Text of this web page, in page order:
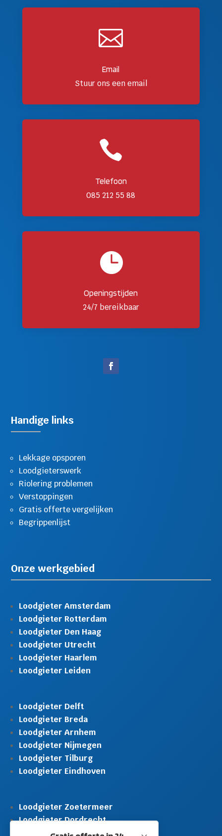

Email
Stuur ons een email

Telefoon
085 212 55 88

Openingstijden
24/7 bereikbaar
Handige links
Lekkage opsporen
Loodgieterswerk
Riolering problemen
Verstoppingen
Gratis offerte vergelijken
Begrippenlijst
Onze werkgebied
Loodgieter Amsterdam
Loodgieter Rotterdam
Loodgieter Den Haag
Loodgieter Utrecht
Loodgieter Haarlem
Loodgieter Leiden
Loodgieter Delft
Loodgieter Breda
Loodgieter Arnhem
Loodgieter Nijmegen
Loodgieter Tilburg
Loodgieter Eindhoven
Loodgieter Zoetermeer
Loodgieter Dordrecht
Loodgieter Rijswijk